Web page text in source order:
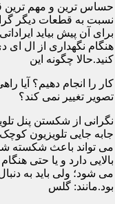
حساس ترین و مهم ترین
نسبت به قطعات دیگر
برای آن پیش بیاید
هنگام نگهداری از ال ای
کنید.حالا چگونه این
کار را انجام دهیم؟ آیا
تصویر تغییر نمی کند؟
نگرانی از شکستن پنل
جابه جایی تلویزیون
می تواند باعث شکسته
بالایی دارد و یا حتی
می شود؛ ولی باید به
بود.مانند: گلس